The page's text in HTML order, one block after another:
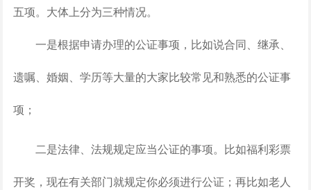
五项。大体上分为三种情况。
一是根据申请办理的公证事项，比如说合同、继承、
遗嘱、婚姻、学历等大量的大家比较常见和熟悉的公证事
项；
二是法律、法规规定应当公证的事项。比如福利彩票
开奖，现在有关部门就规定你必须进行公证；再比如老人